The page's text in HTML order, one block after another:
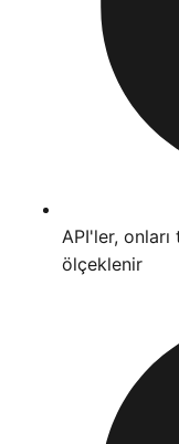
API'ler,
ölçeklenir